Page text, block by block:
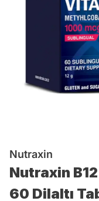
Nutraxin
Nutraxin
60 Dilaltı